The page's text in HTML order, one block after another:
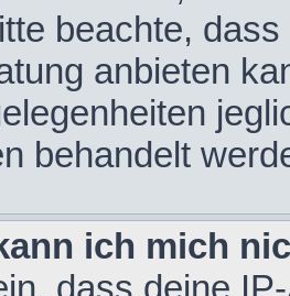
beachte,
anbieten
behandelt
ich mich
dass deine